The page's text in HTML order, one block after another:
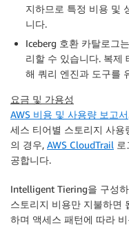
지하므로 특정 비용 및
니다.
Iceberg 호환 카탈로그
리할 수 있습니다. 복제
해 쿼리 엔진과 도구를
요금 및 가용성
AWS 비용 및 사용량 보고서
세스 티어별 스토리지 사용
의 경우, AWS CloudTrail
공합니다.
Intelligent Tiering을 구성
스토리지 비용만 지불하면
하며 액세스 패턴에 따라